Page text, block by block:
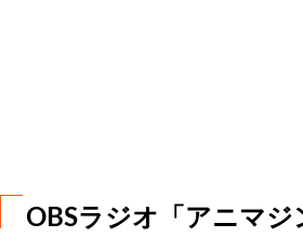
OBSラジオ「アニマ